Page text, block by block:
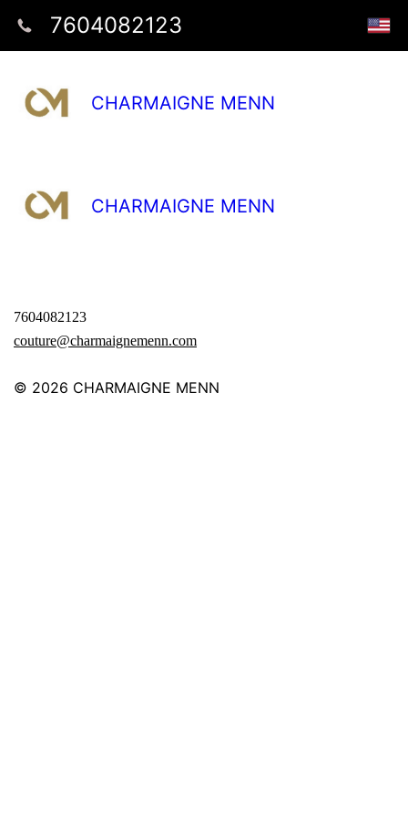
CHARMAIGNE MENN
7604082123
CHARMAIGNE MENN
7604082123
couture@charmaignemenn.com
© 2026 CHARMAIGNE MENN